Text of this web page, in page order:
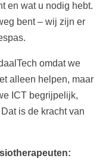
en wat u nodig hebt.
bent – wij zijn er
omdat we
alleen helpen, maar
ICT begrijpelijk,
is de kracht van
: